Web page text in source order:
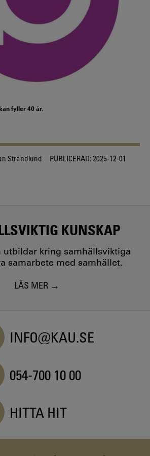
fyller 40 år.
Strandlund PUBLICERAD:2025-12-01
KUNSKAP
utbildar kring samhällsviktiga
samarbete med samhället.
LÄS MER
INFO@KAU.SE
054-700 10 00
HITTA HIT